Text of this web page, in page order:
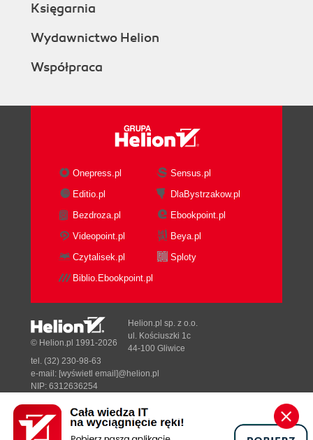
Księgarnia
Wydawnictwo Helion
Współpraca
Onepress.pl
Sensus.pl
Editio.pl
DlaBystrzakow.pl
Bezdroza.pl
Ebookpoint.pl
Videopoint.pl
Beya.pl
Czytalisek.pl
Sploty
Biblio.Ebookpoint.pl
Designed with ♥ byTonik.pl
© Helion.pl 1991-2026
Helion.pl sp. z o.o.
ul. Kościuszki 1c
44-100 Gliwice
tel. (32) 230-98-63
e-mail: [wyświetl email]@helion.pl
NIP: 6312636254